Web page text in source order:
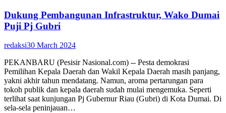
Dukung Pembangunan Infrastruktur, Wako Dumai
Puji Pj Gubri
redaksi30 March 2024
PEKANBARU (Pesisir Nasional.com) -- Pesta demokrasi
Pemilihan Kepala Daerah dan Wakil Kepala Daerah masih panjang,
yakni akhir tahun mendatang. Namun, aroma pertarungan para
tokoh publik dan kepala daerah sudah mulai mengemuka. Seperti
terlihat saat kunjungan Pj Gubernur Riau (Gubri) di Kota Dumai. Di
sela-sela peninjauan…